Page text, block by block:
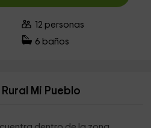
12 personas
6 baños
Mi Pueblo